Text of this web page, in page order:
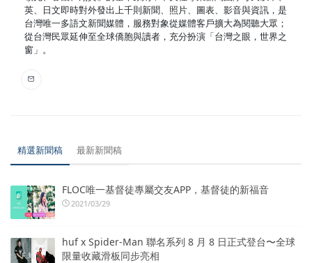
英、日文即時對外發出上千則新聞、照片、圖表、影音與資訊，是
台灣唯一多語文新聞媒體，服務對象從媒體客戶擴大為閱聽大眾；
從台灣民眾延伸至全球僑胞與讀者，充分扮演「台灣之眼，世界之
窗」。
精選新聞稿 最新新聞稿
FLOC唯一基督徒專屬交友APP，基督徒的新福音
2021/03/29
huf x Spider-Man 聯名系列 8 月 8 日正式登台〜全球
限量收藏滑板同步亮相